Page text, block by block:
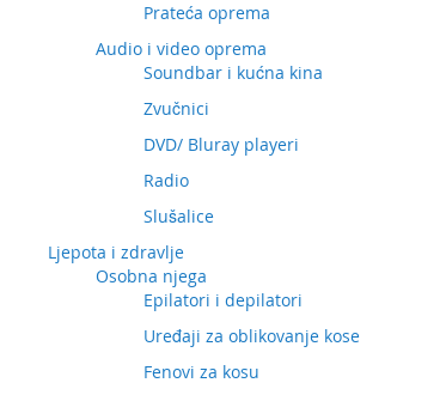
Prateća oprema
Audio i video oprema
Soundbar i kućna kina
Zvučnici
DVD/ Bluray playeri
Radio
Slušalice
Ljepota i zdravlje
Osobna njega
Epilatori i depilatori
Uređaji za oblikovanje kose
Fenovi za kosu